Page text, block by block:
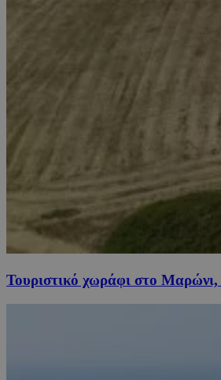
Τουριστικό χωράφι στο